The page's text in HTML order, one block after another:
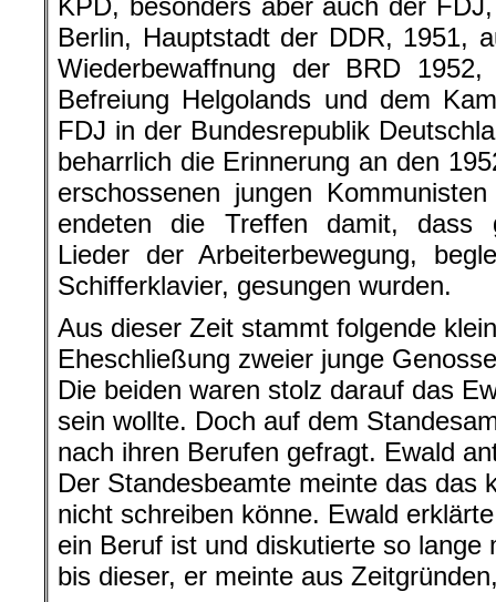
KPD, besonders aber auch der
Berlin, Hauptstadt der DDR, 1951,
Wiederbewaffnung der BRD
Befreiung Helgolands und dem
FDJ in der Bundesrepublik
beharrlich die Erinnerung an den
erschossenen jungen
endeten die Treffen damit, dass
Lieder der Arbeiterbewegung,
Schifferklavier, gesungen wurden.
Aus dieser Zeit stammt folgende
Eheschließung zweier junge
Die beiden waren stolz darauf das
sein wollte. Doch auf dem
nach ihren Berufen gefragt. Ewald
Der Standesbeamte meinte das das
nicht schreiben könne. Ewald
ein Beruf ist und diskutierte so lange
bis dieser, er meinte aus